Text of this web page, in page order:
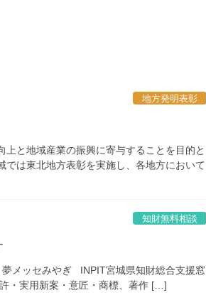
地方発明表彰
と地域産業の振興に寄与することを目的と
は東北地方表彰を実施し、各地方において
知財無料相談
メッセみやぎ INPIT宮城県知財総合支援窓
・実用新案・意匠・商標、著作 […]